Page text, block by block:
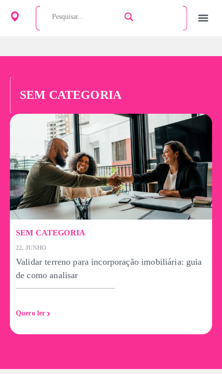
SEM CATEGORIA
SEM CATEGORIA
22, JUNHO
Validar terreno para incorporação imobiliária: guia
de como analisar
Quero ler